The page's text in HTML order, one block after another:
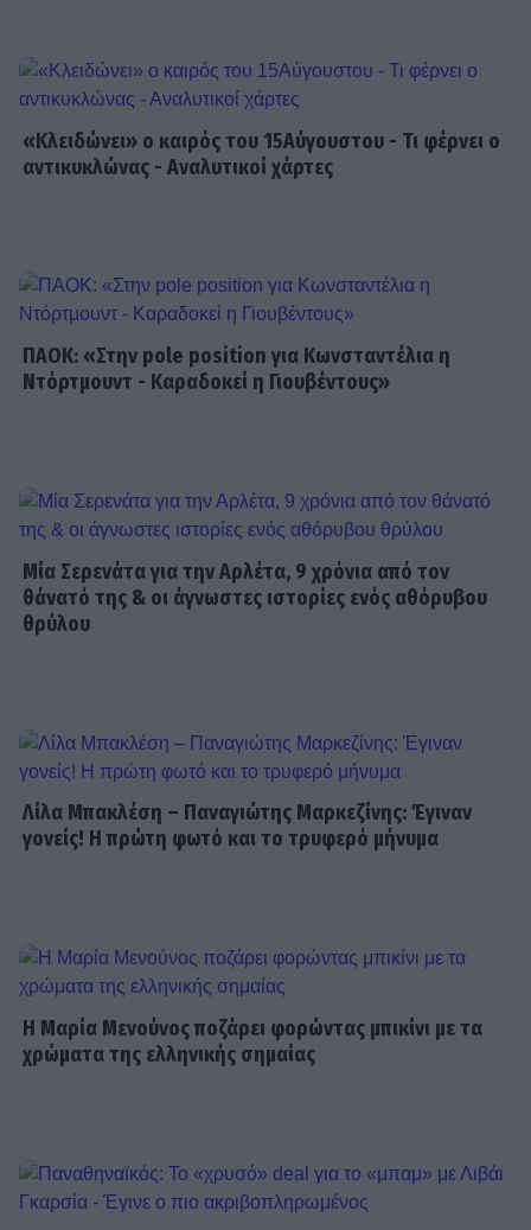
SHOWBIZ
Ειρήνη Νικολοπούλου: «Το Tik Tok
έχει γίνει το σόου όλου του
πλανήτη»
HOLLYWOOD
Σακίρα: Αυτές είναι οι 7 τροφές που
την κρατούν «αγέραστη» στα 49
της
είναι πάντα οικογένειά μου»
SHOWBIZ
MEDIA
Μπαμπά σ’ αγαπώ - Ελένη Σακκά: Η
MEDIA
Έλλη Κασόλη: «Έχω τη φιλοσοφία
του «στρατιώτη»
MEDIA
Για Σένα: Γνωρίστε την οικογένεια
Ηλιάδη – Εκεί όπου οι πιο δυνατοί
«Κλειδώνει» ο καιρός του 15Αύγουστου - Τι φέρνει ο
αντικυκλώνας - Αναλυτικοί χάρτες
ΠΑΟΚ: «Στην pole position για Κωνσταντέλια η
Ντόρτμουντ - Καραδοκεί η Γιουβέντους»
Μία Σερενάτα για την Αρλέτα, 9 χρόνια από τον
θάνατό της & οι άγνωστες ιστορίες ενός αθόρυβου
θρύλου
Λίλα Μπακλέση – Παναγιώτης Μαρκεζίνης: Έγιναν
γονείς! Η πρώτη φωτό και το τρυφερό μήνυμα
Η Μαρία Μενούνος ποζάρει φορώντας μπικίνι με τα
χρώματα της ελληνικής σημαίας